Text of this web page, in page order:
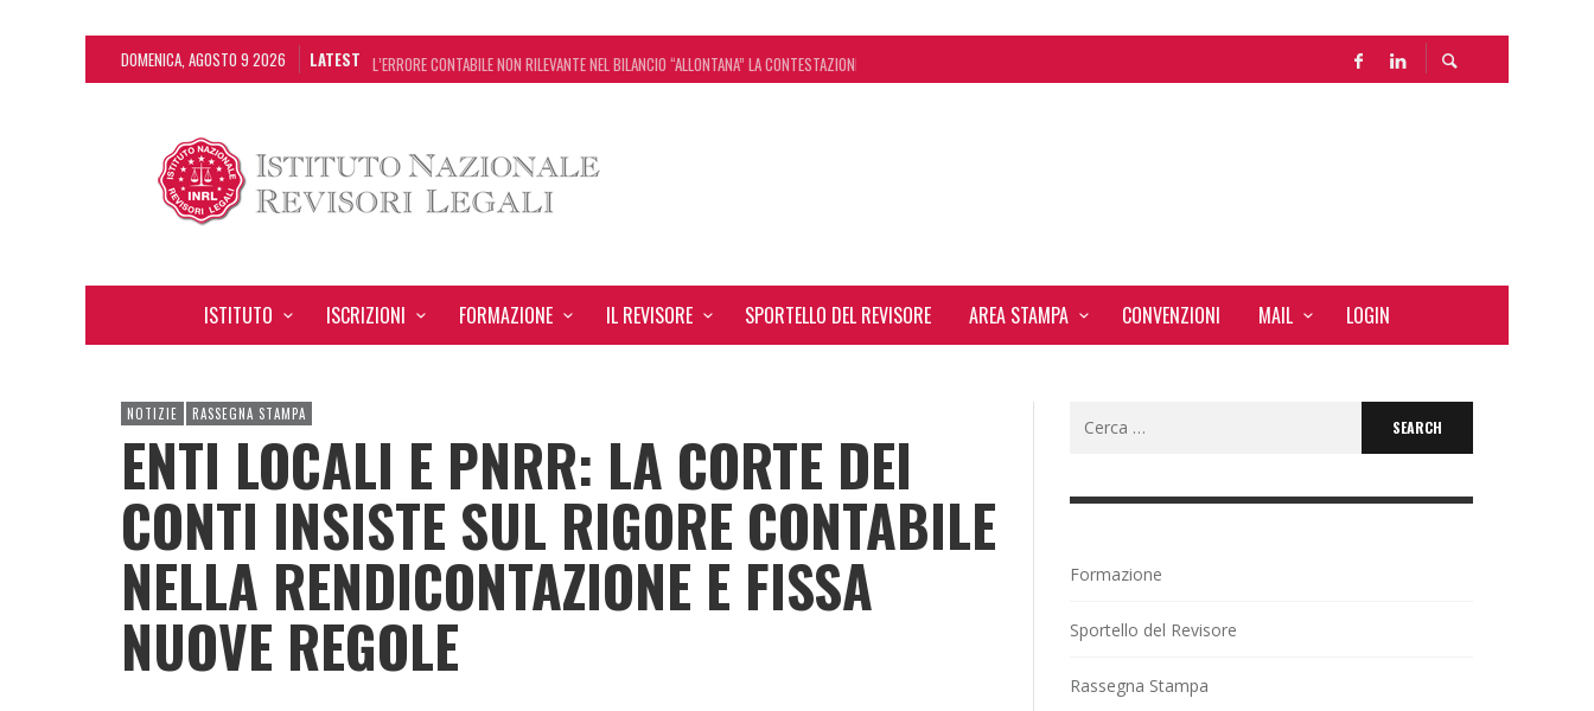
DOMENICA, AGOSTO 9 2026 LATEST L’ERRORE CONTABILE NON RILEVANTE NEL BILANCIO “ALLONTANA” LA CONTESTAZIONE
DECRETO OMNIBUS: CON IL CONCORDATO UNO ‘SCUDO’ FISCALE DI 4 ANNI
ISTITUTO ISCRIZIONI FORMAZIONE IL REVISORE SPORTELLO DEL REVISORE AREA STAMPA CONVENZIONI MAIL LOGIN
NOTIZIE RASSEGNA STAMPA
ENTI LOCALI E PNRR: LA CORTE DEI
CONTI INSISTE SUL RIGORE CONTABILE
NELLA RENDICONTAZIONE E FISSA
NUOVE REGOLE
Formazione
Sportello del Revisore
Rassegna Stampa